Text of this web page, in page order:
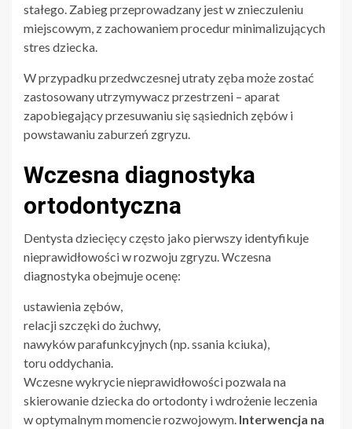
stałego. Zabieg przeprowadzany jest w znieczuleniu
miejscowym, z zachowaniem procedur minimalizujących
stres dziecka.
W przypadku przedwczesnej utraty zęba może zostać
zastosowany utrzymywacz przestrzeni – aparat
zapobiegający przesuwaniu się sąsiednich zębów i
powstawaniu zaburzeń zgryzu.
Wczesna diagnostyka
ortodontyczna
Dentysta dziecięcy często jako pierwszy identyfikuje
nieprawidłowości w rozwoju zgryzu. Wczesna
diagnostyka obejmuje ocenę:
ustawienia zębów,
relacji szczęki do żuchwy,
nawyków parafunkcyjnych (np. ssania kciuka),
toru oddychania.
Wczesne wykrycie nieprawidłowości pozwala na
skierowanie dziecka do ortodonty i wdrożenie leczenia
w optymalnym momencie rozwojowym. Interwencja na